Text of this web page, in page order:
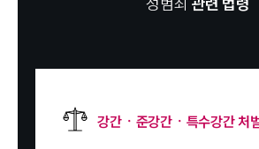
강간ㆍ준강간ㆍ특수강간 처